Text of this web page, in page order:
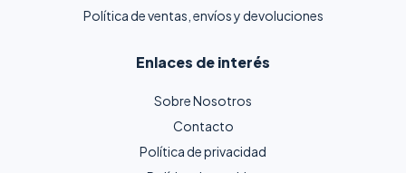
Política de ventas, envíos y devoluciones
Enlaces de interés
Sobre Nosotros
Contacto
Política de privacidad